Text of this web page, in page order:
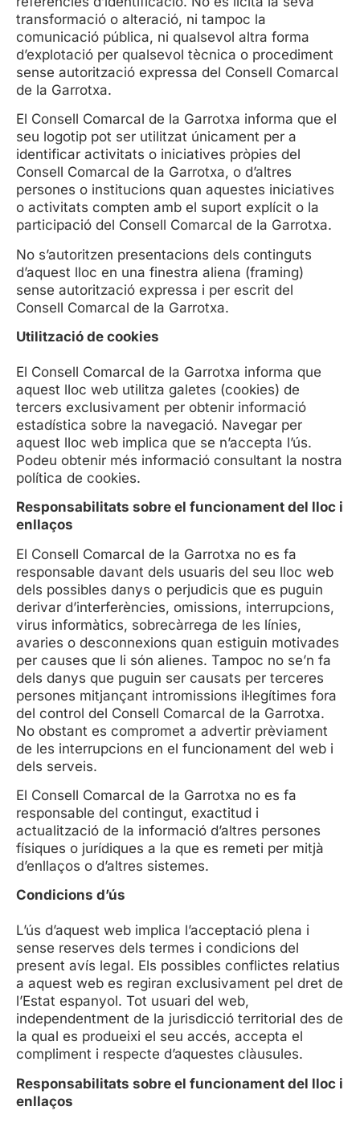
transformació o alteració, ni tampoc la
comunicació pública, ni qualsevol altra forma
d’explotació per qualsevol tècnica o procediment
sense autorització expressa del Consell Comarcal
de la Garrotxa.
El Consell Comarcal de la Garrotxa informa que el
seu logotip pot ser utilitzat únicament per a
identificar activitats o iniciatives pròpies del
Consell Comarcal de la Garrotxa, o d’altres
persones o institucions quan aquestes iniciatives
o activitats compten amb el suport explícit o la
participació del Consell Comarcal de la Garrotxa.
No s’autoritzen presentacions dels continguts
d’aquest lloc en una finestra aliena (framing)
sense autorització expressa i per escrit del
Consell Comarcal de la Garrotxa.
Utilització de cookies
El Consell Comarcal de la Garrotxa informa que
aquest lloc web utilitza galetes (cookies) de
tercers exclusivament per obtenir informació
estadística sobre la navegació. Navegar per
aquest lloc web implica que se n’accepta l’ús.
Podeu obtenir més informació consultant la nostra
política de cookies.
Responsabilitats sobre el funcionament del lloc i
enllaços
El Consell Comarcal de la Garrotxa no es fa
responsable davant dels usuaris del seu lloc web
dels possibles danys o perjudicis que es puguin
derivar d’interferències, omissions, interrupcions,
virus informàtics, sobrecàrrega de les línies,
avaries o desconnexions quan estiguin motivades
per causes que li són alienes. Tampoc no se’n fa
dels danys que puguin ser causats per terceres
persones mitjançant intromissions il·legítimes fora
del control del Consell Comarcal de la Garrotxa.
No obstant es compromet a advertir prèviament
de les interrupcions en el funcionament del web i
dels serveis.
El Consell Comarcal de la Garrotxa no es fa
responsable del contingut, exactitud i
actualització de la informació d’altres persones
físiques o jurídiques a la que es remeti per mitjà
d’enllaços o d’altres sistemes.
Condicions d’ús
L’ús d’aquest web implica l’acceptació plena i
sense reserves dels termes i condicions del
present avís legal. Els possibles conflictes relatius
a aquest web es regiran exclusivament pel dret de
l’Estat espanyol. Tot usuari del web,
independentment de la jurisdicció territorial des de
la qual es produeixi el seu accés, accepta el
compliment i respecte d’aquestes clàusules.
Responsabilitats sobre el funcionament del lloc i
enllaços